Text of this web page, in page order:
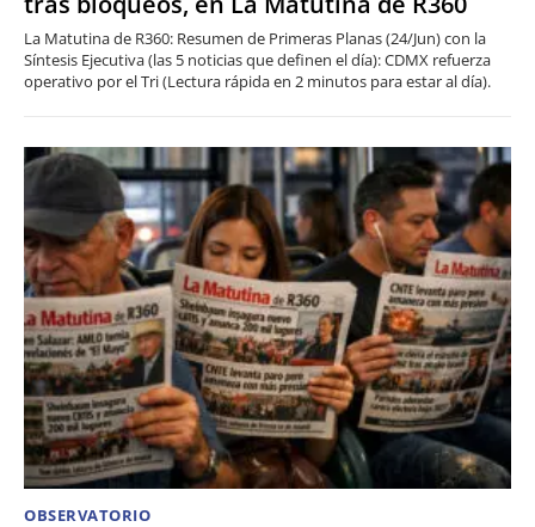
La Matutina de R360: Resumen de Primeras Planas (24/Jun) con la
Síntesis Ejecutiva (las 5 noticias que definen el día): CDMX refuerza
operativo por el Tri (Lectura rápida en 2 minutos para estar al día).
OBSERVATORIO